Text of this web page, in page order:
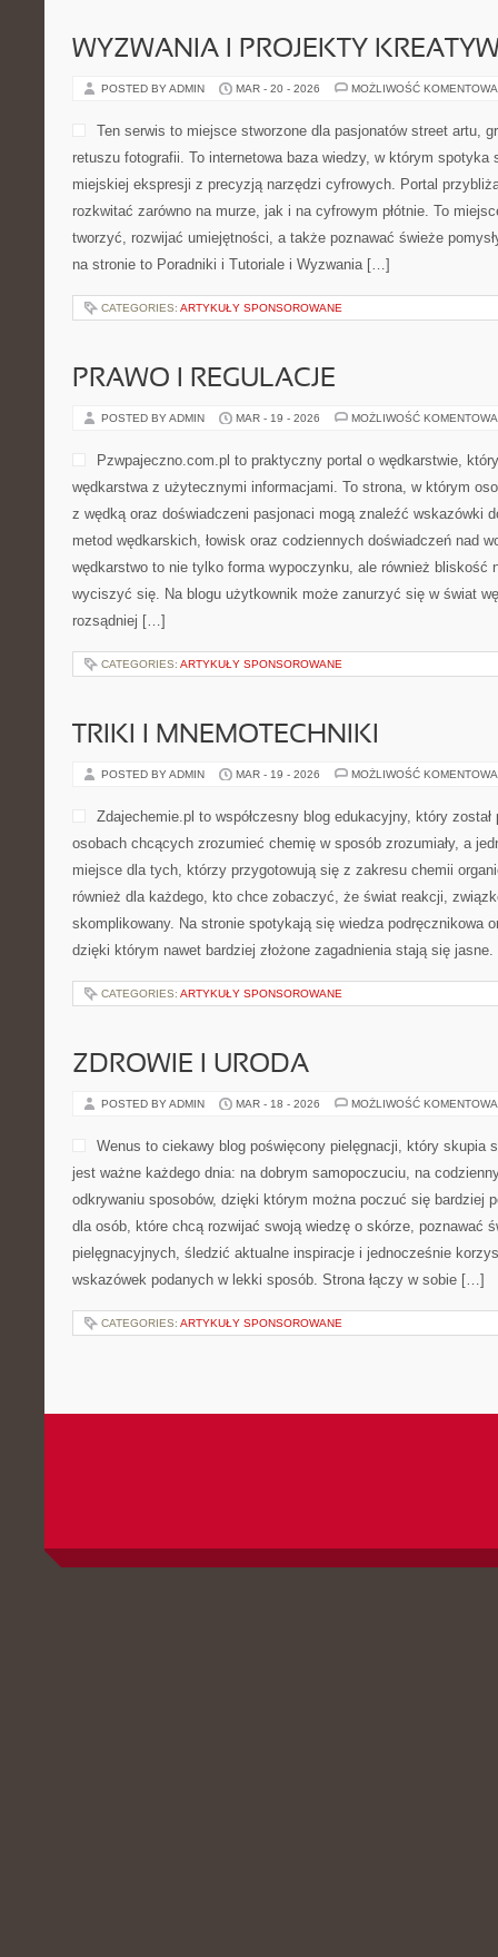
WYZWANIA I PROJEKTY
POSTED BY ADMIN MAR - 20 - 2026 MOŻLIWOŚĆ
Ten serwis to miejsce stworzone dla pasjonatów street artu,
retuszu fotografii. To internetowa baza wiedzy, w którym
miejskiej ekspresji z precyzją narzędzi cyfrowych. Portal
rozkwitać zarówno na murze, jak i na cyfrowym płótnie. To
tworzyć, rozwijać umiejętności, a także poznawać świeże
na stronie to Poradniki i Tutoriale i Wyzwania […]
CATEGORIES: ARTYKUŁY SPONSOROWANE
PRAWO I REGULACJE
POSTED BY ADMIN MAR - 19 - 2026 MOŻLIWOŚĆ
Pzwpajeczno.com.pl to praktyczny portal o wędkarstwie,
wędkarstwa z użytecznymi informacjami. To strona, w którym
z wędką oraz doświadczeni pasjonaci mogą znaleźć wskazówki
metod wędkarskich, łowisk oraz codziennych doświadczeń nad
wędkarstwo to nie tylko forma wypoczynku, ale również bliskość
wyciszyć się. Na blogu użytkownik może zanurzyć się w świat
rozsądniej […]
CATEGORIES: ARTYKUŁY SPONSOROWANE
TRIKI I MNEMOTECHNIKI
POSTED BY ADMIN MAR - 19 - 2026 MOŻLIWOŚĆ
Zdajechemie.pl to współczesny blog edukacyjny, który
osobach chcących zrozumieć chemię w sposób zrozumiały, a
miejsce dla tych, którzy przygotowują się z zakresu chemii
również dla każdego, kto chce zobaczyć, że świat reakcji,
skomplikowany. Na stronie spotykają się wiedza podręcznikowa
dzięki którym nawet bardziej złożone zagadnienia stają się
CATEGORIES: ARTYKUŁY SPONSOROWANE
ZDROWIE I URODA
POSTED BY ADMIN MAR - 18 - 2026 MOŻLIWOŚĆ
Wenus to ciekawy blog poświęcony pielęgnacji, który skupia
jest ważne każdego dnia: na dobrym samopoczuciu, na
odkrywaniu sposobów, dzięki którym można poczuć się bardziej
dla osób, które chcą rozwijać swoją wiedzę o skórze, poznawać
pielęgnacyjnych, śledzić aktualne inspiracje i jednocześnie
wskazówek podanych w lekki sposób. Strona łączy w sobie […]
CATEGORIES: ARTYKUŁY SPONSOROWANE